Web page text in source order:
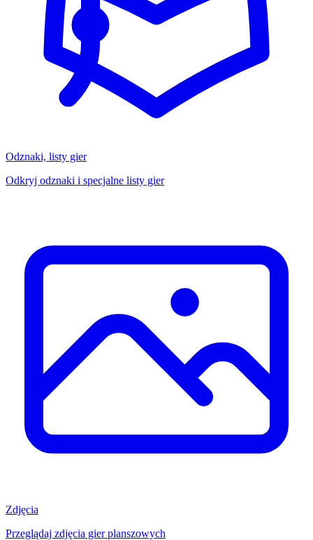
Odznaki, listy gier
Odkryj odznaki i specjalne listy gier
Zdjęcia
Przeglądaj zdjęcia gier planszowych